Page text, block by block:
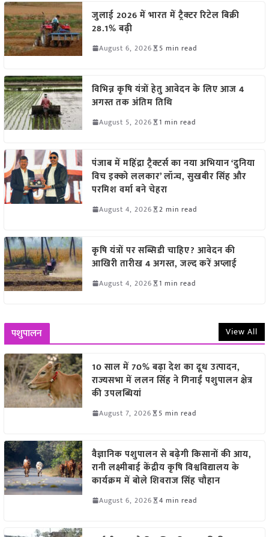
जुलाई 2026 में भारत में ट्रैक्टर रिटेल बिक्री
28.1% बढ़ी
August 6, 2026 5 min read
विभिन्न कृषि यंत्रों हेतु आवेदन के लिए आज 4
अगस्त तक अंतिम तिथि
August 5, 2026 1 min read
पंजाब में महिंद्रा ट्रैक्टर्स का नया अभियान ‘दुनिया
विच इक्को ललकार’ लॉन्च, सुखबीर सिंह और
परमिश वर्मा बने चेहरा
August 4, 2026 2 min read
कृषि यंत्रों पर सब्सिडी चाहिए? आवेदन की
आखिरी तारीख 4 अगस्त, जल्द करें अप्लाई
August 4, 2026 1 min read
पशुपालन View All
10 साल में 70% बढ़ा देश का दूध उत्पादन,
राज्यसभा में ललन सिंह ने गिनाईं पशुपालन क्षेत्र
की उपलब्धियां
August 7, 2026 5 min read
वैज्ञानिक पशुपालन से बढ़ेगी किसानों की आय,
रानी लक्ष्मीबाई केंद्रीय कृषि विश्वविद्यालय के
कार्यक्रम में बोले शिवराज सिंह चौहान
August 6, 2026 4 min read